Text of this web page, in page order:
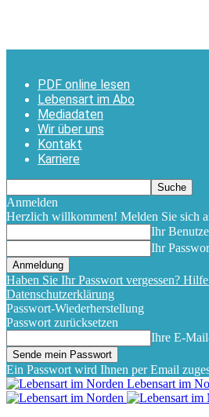
PDF online lesen
Lebensart im Abo
Mediadaten
Wir über uns
Kontakt
Karriere
Anmelden
Herzlich willkommen! Melden Sie sich
Ihr
Ihr
Haben Sie Ihr Passwort vergessen?
Datenschutzerklärung
Passwort-Wiederherstellung
Passwort zurücksetzen
Ihre E-
Ein Passwort wird Ihnen per Email
Lebensart im